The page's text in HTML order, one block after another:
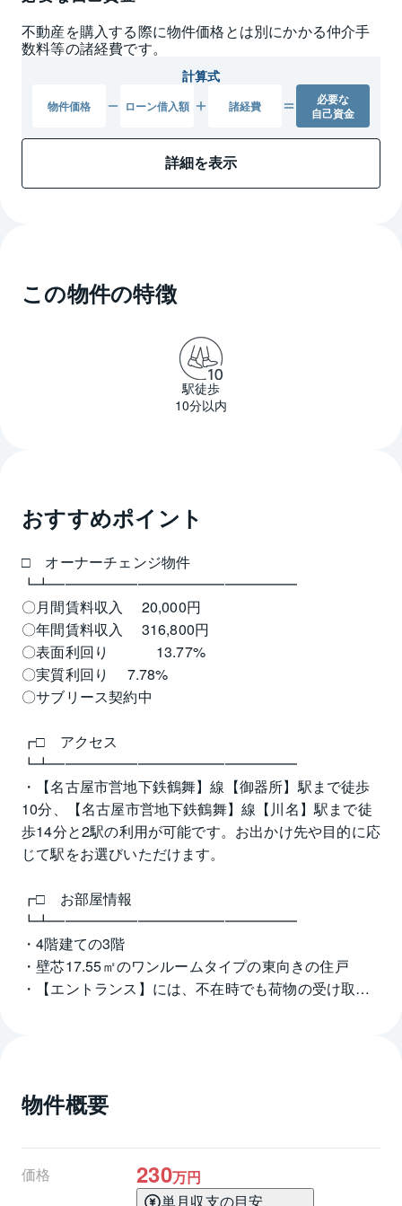
不動産を購入する際に物件価格とは別にかかる仲介手
数料等の諸経費です。
計算式
物件価格 ローン借入額 諸経費
必要な
自己資金
詳細を表示
この物件の特徴
駅徒歩
10分以内
おすすめポイント
□　オーナーチェンジ物件
┗┻━━━━━━━━━━━━━━━━━
〇月間賃料収入　 20,000円
〇年間賃料収入　 316,800円
〇表面利回り　　　 13.77%
〇実質利回り　 7.78%
〇サブリース契約中
┏□　アクセス
┗┻━━━━━━━━━━━━━━━━━
・【名古屋市営地下鉄鶴舞】線【御器所】駅まで徒歩
10分、【名古屋市営地下鉄鶴舞】線【川名】駅まで徒
歩14分と2駅の利用が可能です。お出かけ先や目的に応
じて駅をお選びいただけます。
┏□　お部屋情報
┗┻━━━━━━━━━━━━━━━━━
・4階建ての3階
・壁芯17.55㎡のワンルームタイプの東向きの住戸
・【エントランス】には、不在時でも荷物の受け取り
┏□　ライフインフォメーション
┗┻━━━━━━━━━━━━━━━━━
・ナフコトミダ 春岡店　徒歩7分(約560m)
・ヤマナカ 安田店　徒歩13分(約970m)
・ドラックスギヤマ 春岡通店　徒歩5分(約380m)
物件概要
価格 230万円
単月収支の目安